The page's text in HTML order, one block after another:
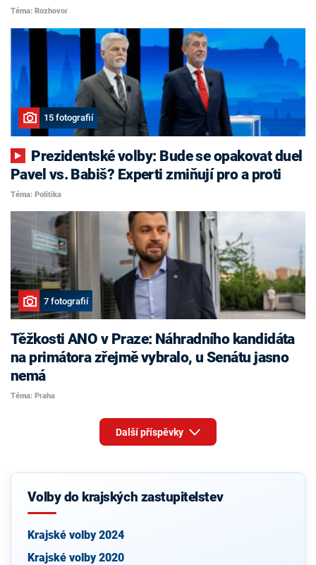
Téma: Rozhovor
15 fotografií
Pavel vs. Babiš? Experti zmiňují pro a proti
Téma: Politika
7 fotografií
Těžkosti ANO v Praze: Náhradního kandidáta
na primátora zřejmě vybralo, u Senátu jasno
nemá
Téma: Praha
Další příspěvky
Volby do krajských zastupitelstev
Krajské volby 2024
Krajské volby 2020